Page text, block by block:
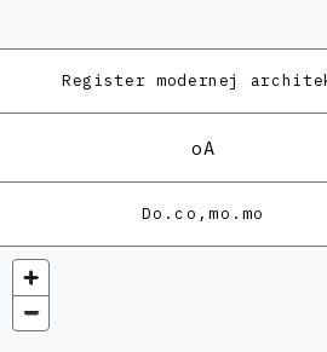
Register modernej
oA
Do.co,mo.mo